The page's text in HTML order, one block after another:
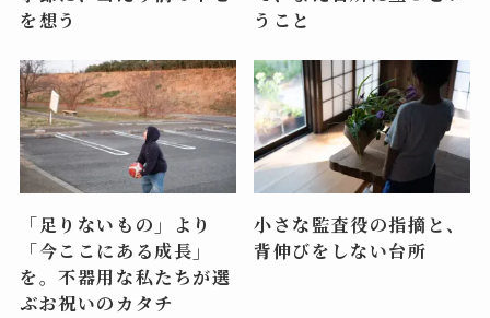
を想う
うこと
「足りないもの」より
「今ここにある成長」
を。不器用な私たちが選
ぶお祝いのカタチ
小さな監査役の指摘と、
背伸びをしない台所